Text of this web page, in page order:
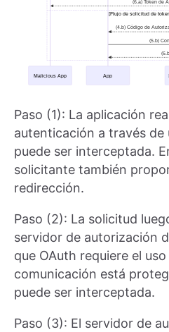
Paso (1): La aplicación
autenticación a través de
puede ser interceptada.
solicitante también
redirección.
Paso (2): La solicitud
servidor de autorización
que OAuth requiere el
comunicación está
puede ser interceptada.
Paso (3): El servidor de